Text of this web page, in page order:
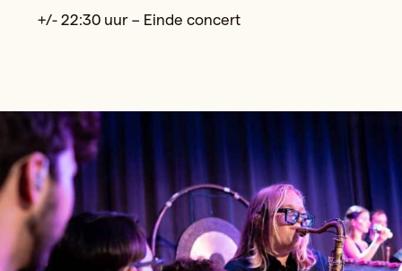
+/- 22:30 uur – Einde concert